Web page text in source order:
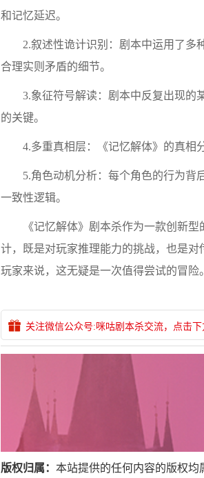
和记忆延迟。
2.​​叙述性诡计识别​​：剧本中运用了多种
合理实则矛盾的细节。
3.​​象征符号解读​​：剧本中反复出现的某
的关键。
4.​​多重真相层​​：《记忆解体》的真相分
5.​​角色动机分析​​：每个角色的行为背后
一致性逻辑。
《记忆解体》剧本杀作为一款创新型
计，既是对玩家推理能力的挑战，也是
玩家来说，这无疑是一次值得尝试的冒险。
关注微信公众号:咪咕剧本杀交流，点击
版权归属： 本站提供的任何内容的版权均